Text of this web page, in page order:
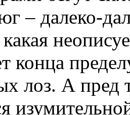
– далеко-
конца
лоз. А пред